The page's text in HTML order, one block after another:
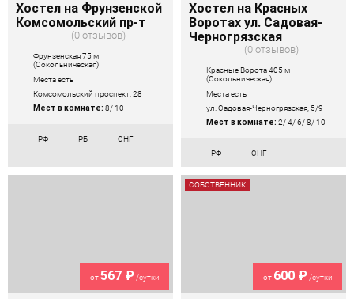
Хостел на Фрунзенской
Комсомольский пр-т
0 отзывов
Фрунзенская 75 м
(Сокольническая)
Места есть
Комсомольский проспект, 28
Мест в комнате: 8/ 10
РФ РБ СНГ
Хостел на Красных
Воротах ул. Садовая-
Черногрязская
0 отзывов
Красные Ворота 405 м
(Сокольническая)
Места есть
ул. Садовая-Черногрязская, 5/9
Мест в комнате: 2/ 4/ 6/ 8/ 10
РФ СНГ
от567 ₽/сутки от 600 ₽/сутки
СОБСТВЕННИК